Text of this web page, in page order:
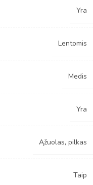
Yra
Lentomis
Medis
Yra
Ąžuolas, pilkas
Taip